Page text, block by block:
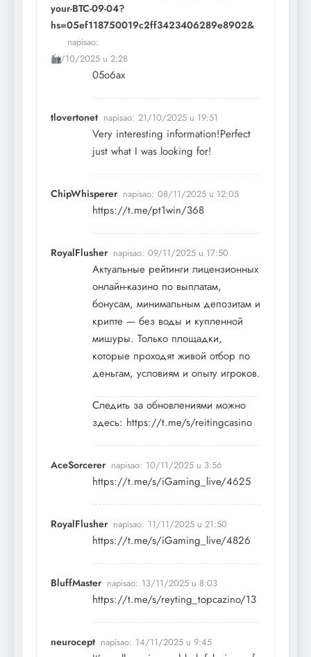
your-BTC-09-04?
hs=05ef118750019c2ff3423406289e8902&
napisao:
14/10/2025 u 2:28
05o6ax
tlovertonet napisao: 21/10/2025 u 19:51
Very interesting information!Perfect
just what I was looking for!
ChipWhisperer napisao: 08/11/2025 u 12:05
https://t.me/pt1win/368
RoyalFlusher napisao: 09/11/2025 u 17:50
Актуальные рейтинги лицензионных
онлайн-казино по выплатам,
бонусам, минимальным депозитам и
крипте — без воды и купленной
мишуры. Только площадки,
которые проходят живой отбор по
деньгам, условиям и опыту игроков.
Следить за обновлениями можно
здесь: https://t.me/s/reitingcasino
AceSorcerer napisao: 10/11/2025 u 3:56
https://t.me/s/iGaming_live/4625
RoyalFlusher napisao: 11/11/2025 u 21:50
https://t.me/s/iGaming_live/4826
BluffMaster napisao: 13/11/2025 u 8:03
https://t.me/s/reyting_topcazino/13
neurocept napisao: 14/11/2025 u 9:45